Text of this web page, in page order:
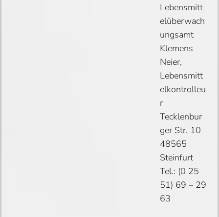
Lebensmitt
elüberwach
ungsamt
Klemens
Neier,
Lebensmitt
elkontrolleu
r
Tecklenbur
ger Str. 10
48565
Steinfurt
Tel.: (0 25
51) 69 – 29
63